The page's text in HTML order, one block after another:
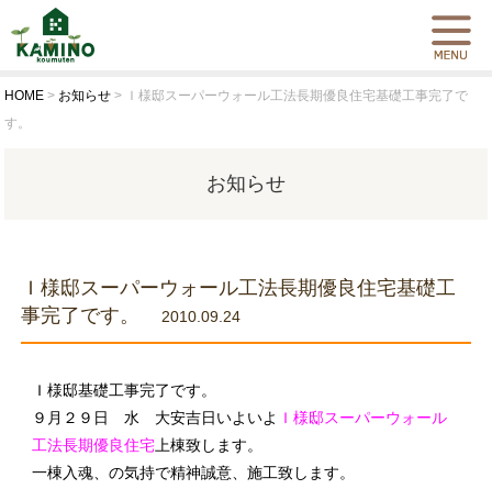
HOME > お知らせ > Ｉ様邸スーパーウォール工法長期優良住宅基礎工事完了で
す。
お知らせ
Ｉ様邸スーパーウォール工法長期優良住宅基礎工
事完了です。
2010.09.24
Ｉ様邸基礎工事完了です。
９月２９日 水 大安吉日いよいよ Ｉ様邸スーパーウォール
工法長期優良住宅上棟致します。
一棟入魂、の気持で精神誠意、施工致します。